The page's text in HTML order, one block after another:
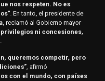
nos respeten. No es
. En tanto, el presidente de
, reclamó al Gobierno mayor
privilegios ni concesiones,
queremos competir, pero
, afirmó
con el mundo, con países